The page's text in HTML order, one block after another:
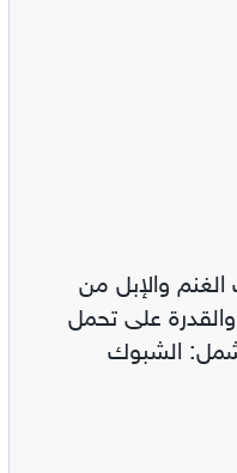
والإبل من
على تحمل
الشبوك